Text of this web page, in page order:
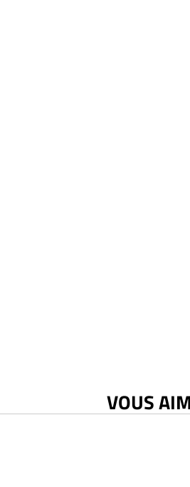
VOUS